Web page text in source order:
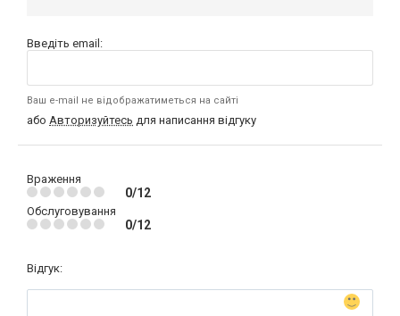
Введіть email:
Ваш e-mail не відображатиметься на сайті
або Авторизуйтесь для написання відгуку
Враження
0/12
Обслуговування
0/12
Відгук: